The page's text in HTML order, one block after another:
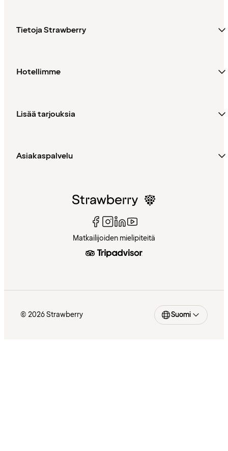
Tietoja Strawberry
Hotellimme
Lisää tarjouksia
Asiakaspalvelu
Matkailijoiden mielipiteitä
© 2026 Strawberry Suomi